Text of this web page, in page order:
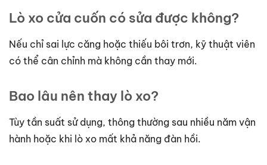
Lò xo cửa cuốn có sửa được không?
Nếu chỉ sai lực căng hoặc thiếu bôi trơn, kỹ thuật viên
có thể cân chỉnh mà không cần thay mới.
Bao lâu nên thay lò xo?
Tùy tần suất sử dụng, thông thường sau nhiều năm vận
hành hoặc khi lò xo mất khả năng đàn hồi.